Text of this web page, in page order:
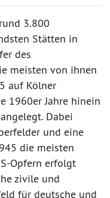
3.800
Stätten in
des
meisten von ihnen
auf Kölner
1960er Jahre hinein
Dabei
und eine
die meisten
Opfern erfolgt
zivile und
für deutsche und